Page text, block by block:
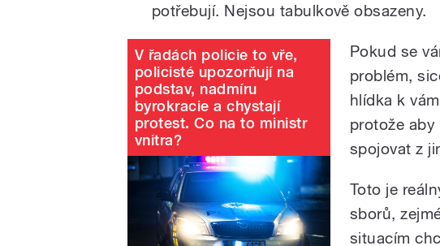
potřebují. Nejsou tabulkově obsazeny.
V řadách policie to vře,
policisté upozorňují na
podstav, nadmíru
byrokracie a chystají
protest. Co na to ministr
vnitra?
Pokud se
problém,
hlídka k
protože
spojovat z
Toto je
sborů,
situacím